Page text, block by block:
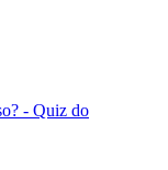
- Quiz do